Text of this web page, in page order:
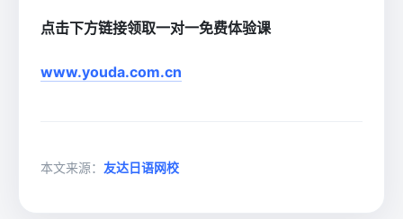
点击下方链接领取一对一免费体验课
www.youda.com.cn
本文来源： 友达日语网校